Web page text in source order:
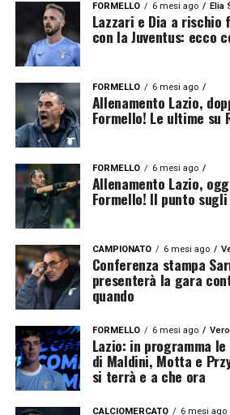
FORMELLO 6 mesi ago Elia
Lazzari e Dia a
con la Juventus: ecco
FORMELLO 6 mesi ago
Allenamento Lazio,
Formello! Le ultime su
FORMELLO 6 mesi ago
Allenamento Lazio,
Formello! Il punto
CAMPIONATO 6 mesi ago
Conferenza stampa
presenterà la gara
quando
FORMELLO 6 mesi ago
Lazio: in programma
di Maldini, Motta e
si terrà e a che ora
CALCIOMERCATO 6 mesi ago